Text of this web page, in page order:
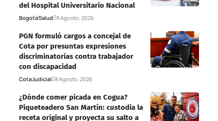
del Hospital Universitario Nacional
BogotáSalud 8 Agosto, 2026
PGN formuló cargos a concejal de
Cota por presuntas expresiones
discriminatorias contra trabajador
con discapacidad
CotaJudicial 8 Agosto, 2026
¿Dónde comer picada en Cogua?
Piqueteadero San Martín: custodia la
receta original y proyecta su salto a